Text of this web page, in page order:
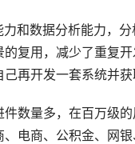
数据分析能力，分
复用，减少了重复
再开发一套系统并
量多，在百万级的
电商、公积金、网